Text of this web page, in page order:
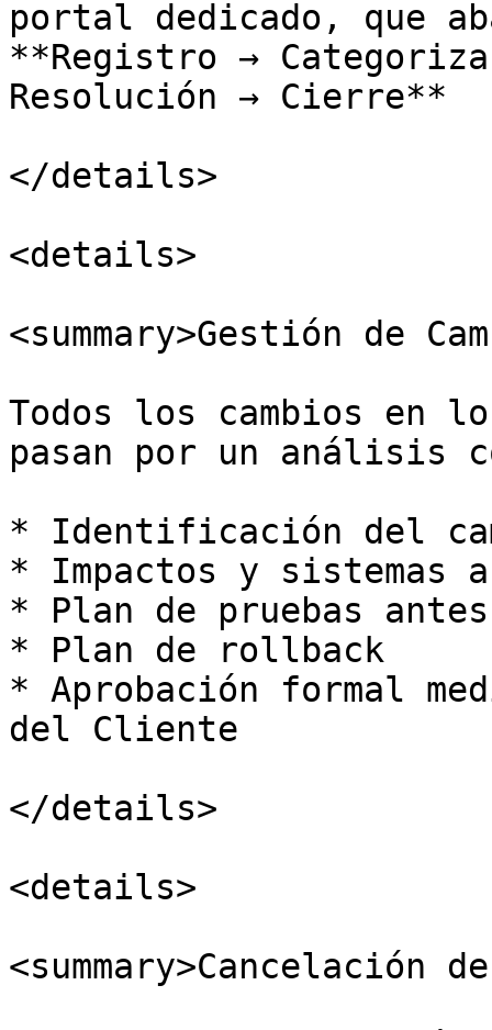
portal dedicado, que
**Registro →
Resolución → Cierre**
</details>
<details>
<summary>Gestión de
Todos los cambios en
pasan por un análisis
* Identificación del
* Impactos y sistemas
* Plan de pruebas
* Plan de rollback
* Aprobación formal
del Cliente
</details>
<details>
<summary>Cancelación